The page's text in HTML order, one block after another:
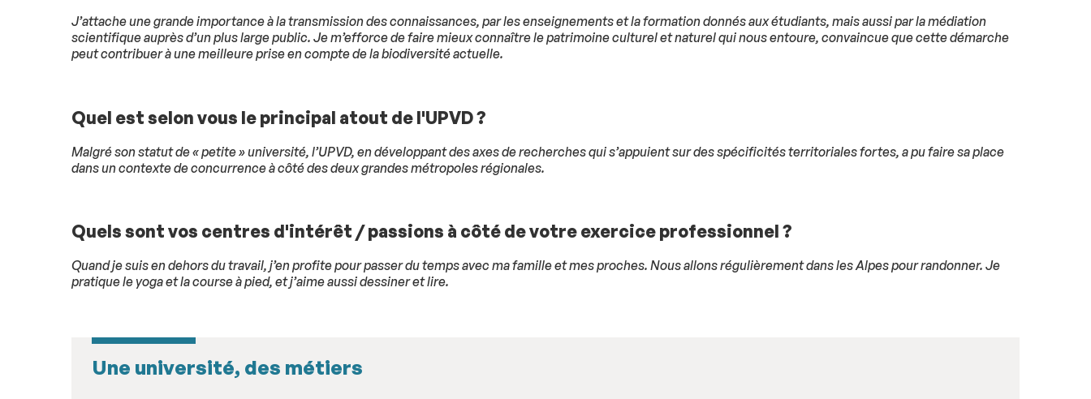
J’attache une grande importance à la transmission des connaissances, par les enseignements et la formation donnés aux étudiants, mais aussi par la médiation
scientifique auprès d’un plus large public. Je m’efforce de faire mieux connaître le patrimoine culturel et naturel qui nous entoure, convaincue que cette démarche
peut contribuer à une meilleure prise en compte de la biodiversité actuelle.
Quel est selon vous le principal atout de l'UPVD ?
Malgré son statut de « petite » université, l’UPVD, en développant des axes de recherches qui s’appuient sur des spécificités territoriales fortes, a pu faire sa place
dans un contexte de concurrence à côté des deux grandes métropoles régionales.
Quels sont vos centres d'intérêt / passions à côté de votre exercice professionnel ?
Quand je suis en dehors du travail, j’en profite pour passer du temps avec ma famille et mes proches. Nous allons régulièrement dans les Alpes pour randonner. Je
pratique le yoga et la course à pied, et j’aime aussi dessiner et lire.
Une université, des métiers